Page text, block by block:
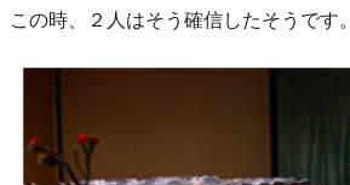
この時、２人はそう確信したそうです。